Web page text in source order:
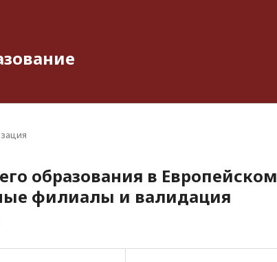
образования в Европейском
филиалы и валидация